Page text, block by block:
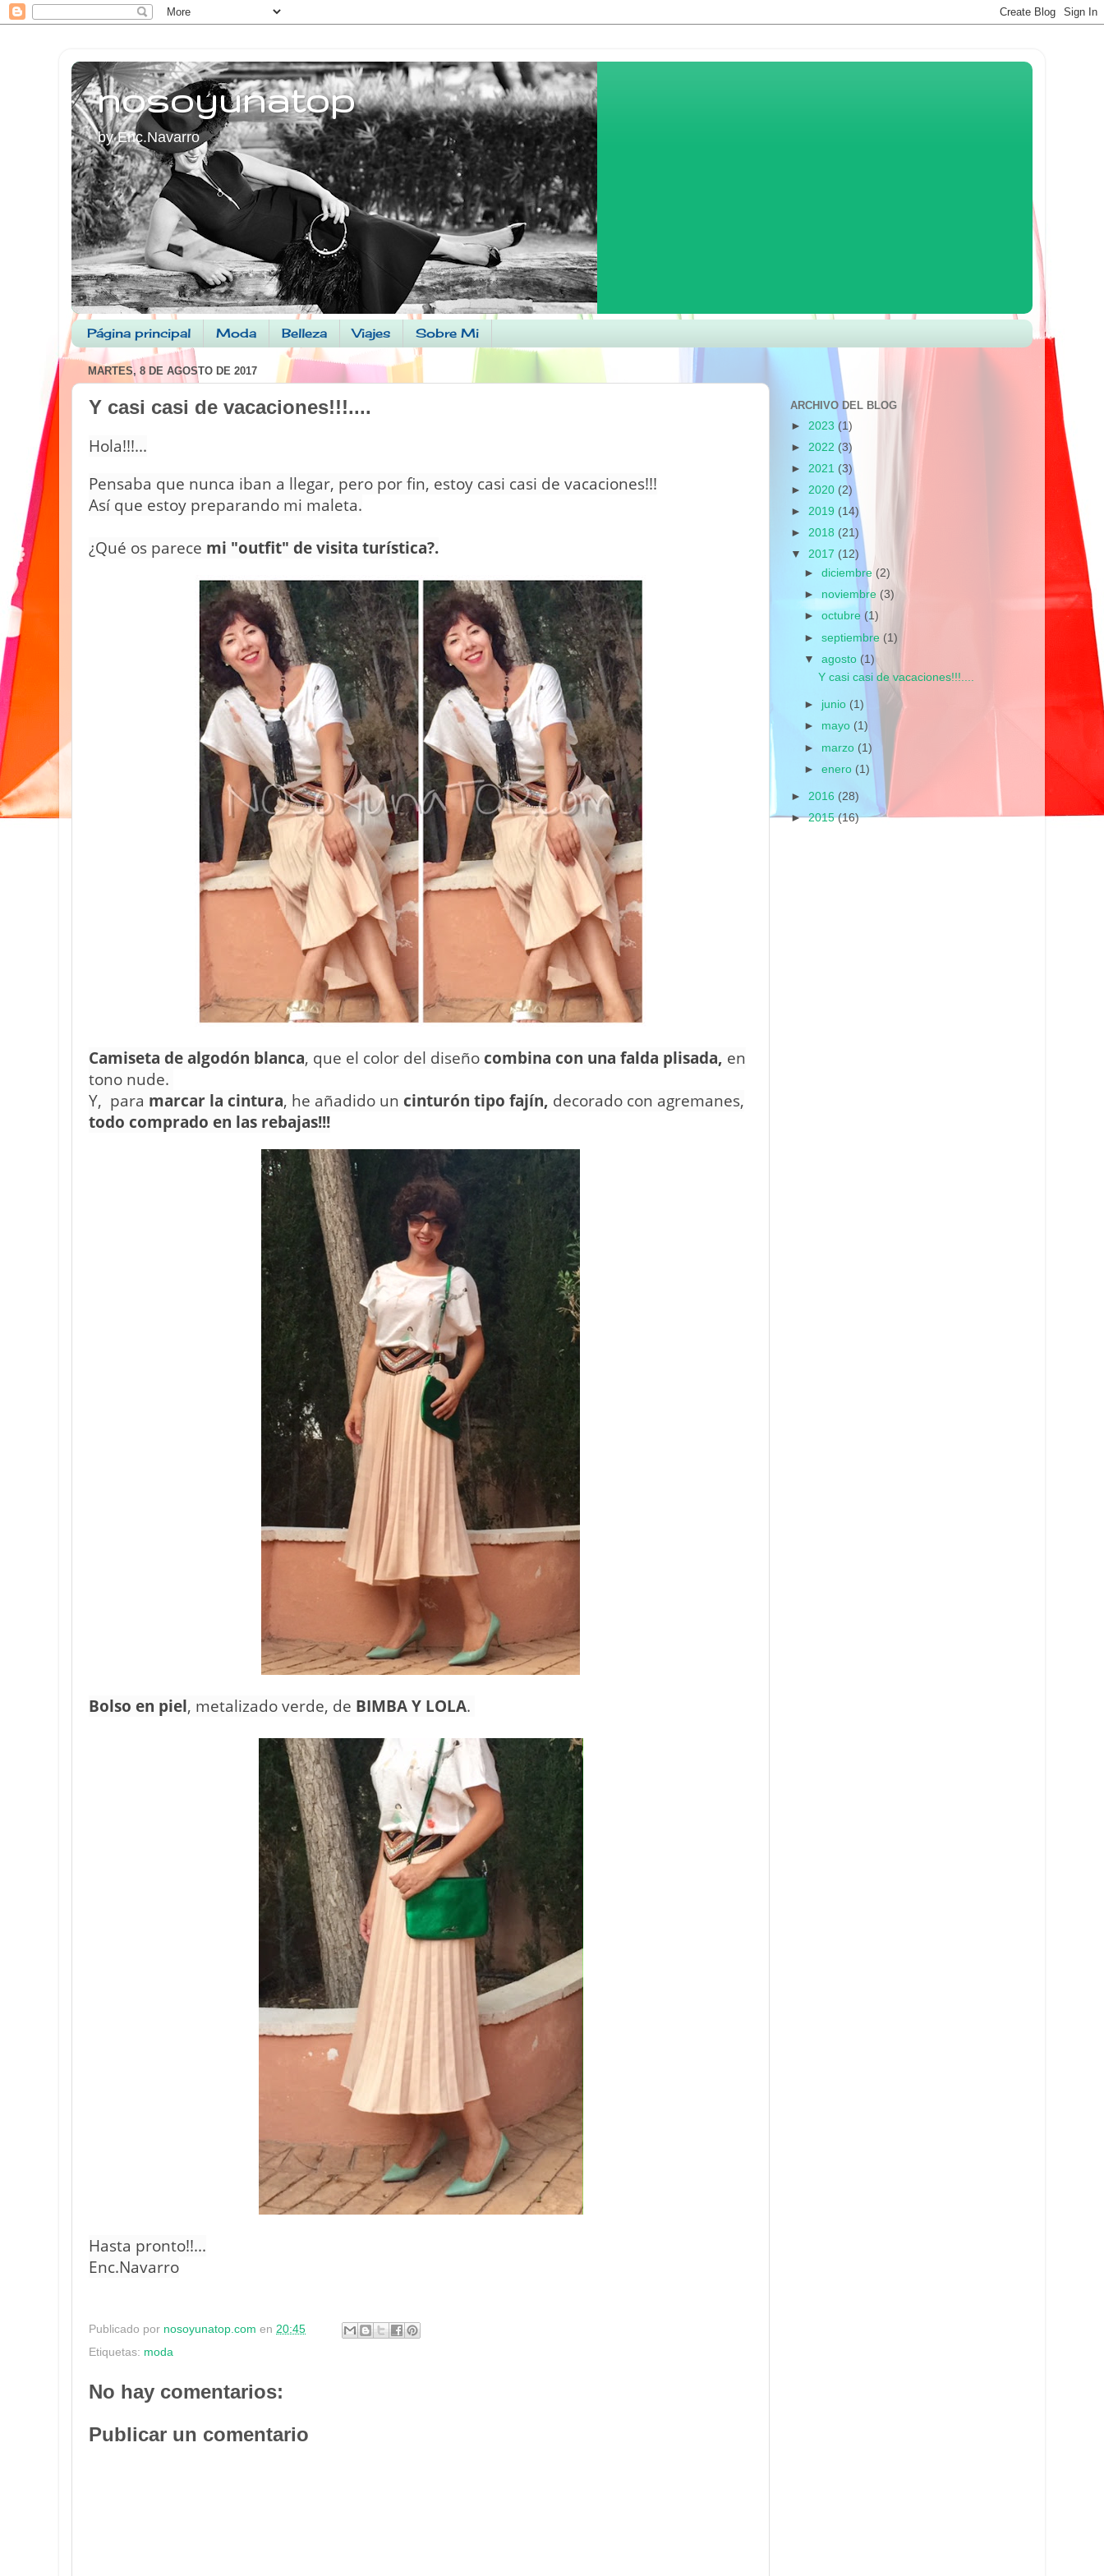
nosoyunatop
by Enc.Navarro
Página principal Moda Belleza Viajes Sobre Mi
MARTES, 8 DE AGOSTO DE 2017
Y casi casi de vacaciones!!!....
Hola!!!...
Pensaba que nunca iban a llegar, pero por fin, estoy casi casi de vacaciones!!!
Así que estoy preparando mi maleta.
¿Qué os parece mi "outfit" de visita turística?.
Camiseta de algodón blanca, que el color del diseñocombina con una falda plisada, en
tono nude.
Y, para marcar la cintura, he añadido un cinturón tipo fajín, decorado con agremanes,
todo comprado en las rebajas!!!
Bolso en piel, metalizado verde, de BIMBA Y LOLA.
Hasta pronto!!...
Enc.Navarro
Publicado por nosoyunatop.com en 20:45
Etiquetas: moda
No hay comentarios:
Publicar un comentario
ARCHIVO DEL BLOG
► 2023 (1)
► 2022 (3)
► 2021 (3)
► 2020 (2)
► 2019 (14)
► 2018 (21)
▼ 2017 (12)
►diciembre (2)
► noviembre (3)
►octubre (1)
►septiembre (1)
▼agosto (1)
Y casi casi de vacaciones!!!....
► junio (1)
► mayo (1)
► marzo (1)
►enero (1)
► 2016 (28)
►2015(16)